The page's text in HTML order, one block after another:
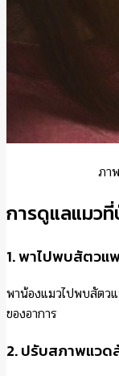
ภา
การดูแลแมวที่
1. พาไปพบสัตวแ
พาน้องแมวไปพบสัตว
ของอาการ
2. ปรับสภาพแวด